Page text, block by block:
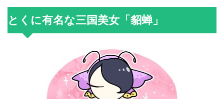
とくに有名な三国美女「貂蝉」